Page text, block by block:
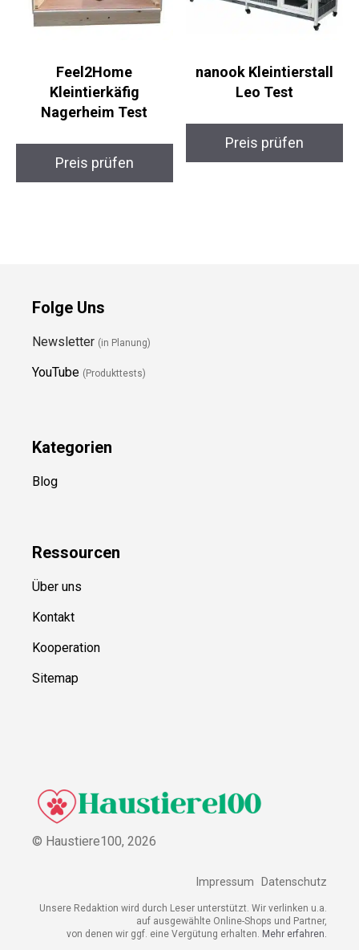
Feel2Home
Kleintierkäfig
Nagerheim Test
Preis prüfen
nanook Kleintierstall
Leo Test
Preis prüfen
Folge Uns
Newsletter (in Planung)
YouTube (Produkttests)
Kategorien
Blog
Ressourcen
Über uns
Kontakt
Kooperation
Sitemap
© Haustiere100, 2026
Impressum Datenschutz
Unsere Redaktion wird durch Leser unterstützt. Wir verlinken u.a.
auf ausgewählte Online-Shops und Partner,
von denen wir ggf. eine Vergütung erhalten. Mehr erfahren.